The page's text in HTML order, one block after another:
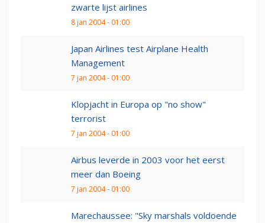
zwarte lijst airlines
8 jan 2004 - 01:00
Japan Airlines test Airplane Health
Management
7 jan 2004 - 01:00
Klopjacht in Europa op "no show"
terrorist
7 jan 2004 - 01:00
Airbus leverde in 2003 voor het eerst
meer dan Boeing
7 jan 2004 - 01:00
Marechaussee: "Sky marshals voldoende